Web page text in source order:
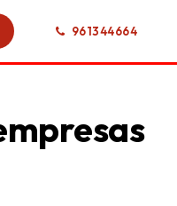
961344664